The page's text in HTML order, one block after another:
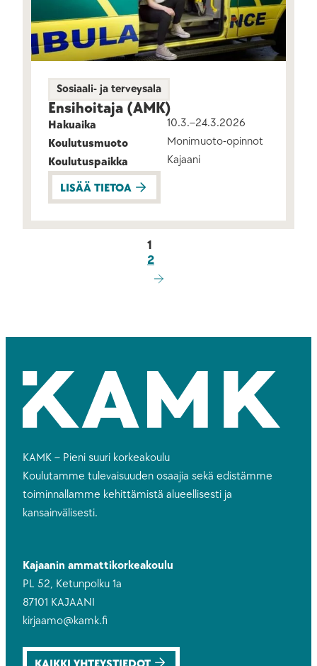
Sosiaali- ja terveysala
Ensihoitaja (AMK)
Hakuaika
10.3.–24.3.2026
Koulutusmuoto
Monimuoto-opinnot
Koulutuspaikka
Kajaani
LISÄÄ TIETOA
Artikkelien
sivutus
1
2
SEURAAVA
KAMK – Pieni suuri korkeakoulu
Koulutamme tulevaisuuden osaajia sekä edistämme
toiminnallamme kehittämistä alueellisesti ja
kansainvälisesti.
Kajaanin ammattikorkeakoulu
PL 52, Ketunpolku 1a
87101 KAJAANI
kirjaamo@kamk.fi